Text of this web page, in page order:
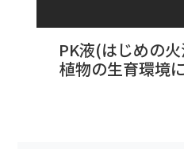
PK液(はじめの
植物の生育環境